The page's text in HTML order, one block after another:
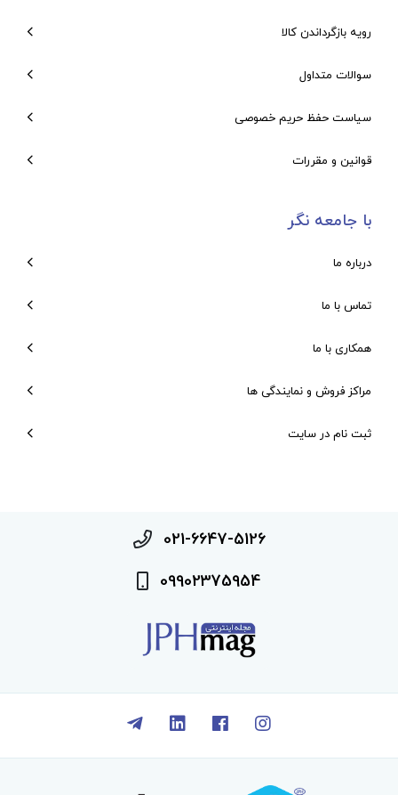
رویه بازگرداندن کالا
سوالات متداول
سیاست حفظ حریم خصوصی
قوانین و مقررات
با جامعه نگر
درباره ما
تماس با ما
همکاری با ما
مراکز فروش و نمایندگی ها
ثبت نام در سایت
021-6647-5126
09902375954